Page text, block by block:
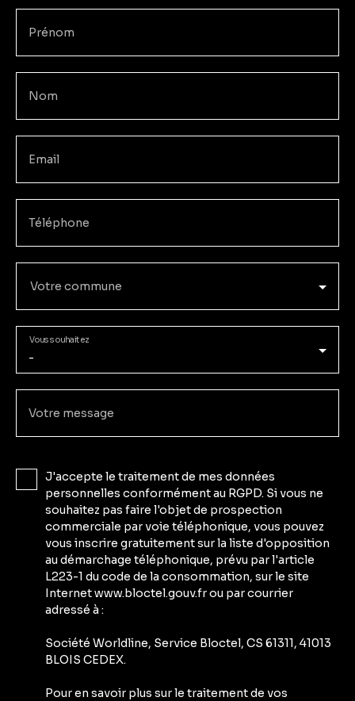
Prénom
Nom
Email
Téléphone
Votre commune
-
Vous souhaitez
Votre message
J'accepte le traitement de mes données
personnelles conformément au RGPD. Si vous ne
souhaitez pas faire l'objet de prospection
commerciale par voie téléphonique, vous pouvez
vous inscrire gratuitement sur la liste d'opposition
au démarchage téléphonique, prévu par l'article
L223-1 du code de la consommation, sur le site
Internet www.bloctel.gouv.fr ou par courrier
adressé à :
Société Worldline, Service Bloctel, CS 61311, 41013
BLOIS CEDEX.
Pour en savoir plus sur le traitement de vos